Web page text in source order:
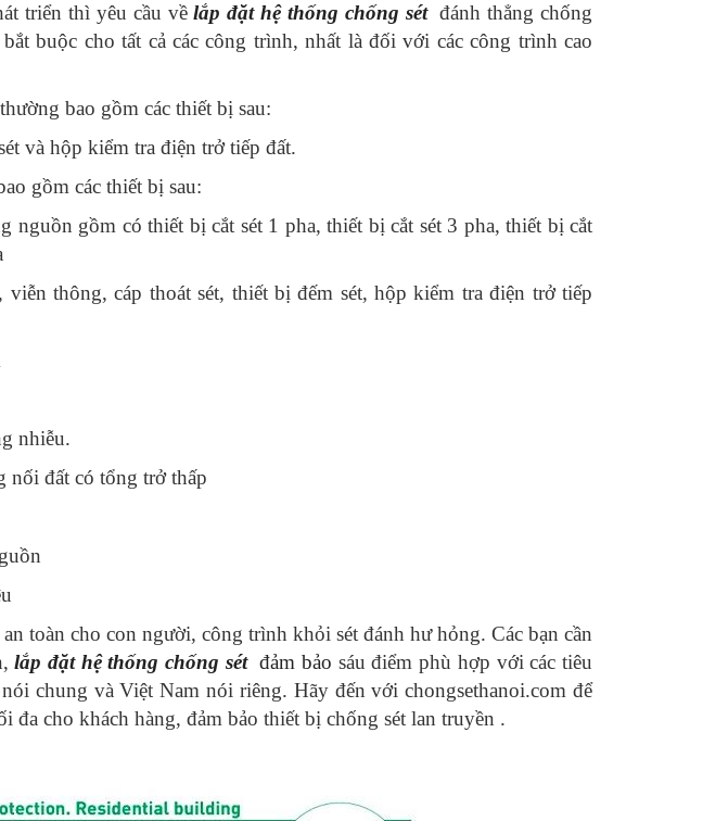
triển thì yêu cầu vềlắp đặt hệ thống chống sét đánh thẳng chống
buộc cho tất cả các công trình, nhất là đối với các công trình cao
bao gồm các thiết bị sau:
và hộp kiểm tra điện trở tiếp đất.
gồm các thiết bị sau:
nguồn gồm có thiết bị cắt sét 1 pha, thiết bị cắt sét 3 pha, thiết bị cắt
thông, cáp thoát sét, thiết bị đếm sét, hộp kiểm tra điện trở tiếp
nhiễu.
nối đất có tổng trở thấp
toàn cho con người, công trình khỏi sét đánh hư hỏng. Các bạn cần
lắp đặt hệ thống chống sét đảm bảo sáu điểm phù hợp với các tiêu
chung và Việt Nam nói riêng. Hãy đến với chongsethanoi.com để
đa cho khách hàng, đảm bảo thiết bị chống sét lan truyền .